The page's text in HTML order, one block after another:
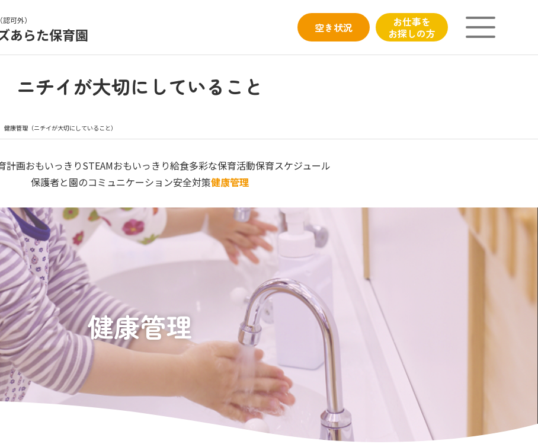
可外）
あらた保育園 空き状況
お仕事を
お探しの方
保育園見学 入園の概要
各種書類 お仕事をお探しの方 よくあるご質問
シー サイトのご利用について ニチイ学館オフィシャルサイト
ニチイが大切にしていること
健康管理（ニチイが大切にしていること）
計画おもいっきりSTEAMおもいっきり給食多彩な保育活動保育スケジュール
保護者と園のコミュニケーション安全対策健康管理
健康管理